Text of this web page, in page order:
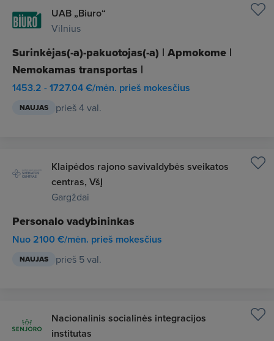
UAB „Biuro“
Vilnius
Surinkėjas(-a)-pakuotojas(-a) | Apmokome |
Nemokamas transportas |
1453.2 - 1727.04 €/mėn. prieš mokesčius
NAUJAS prieš 4 val.
Klaipėdos rajono savivaldybės sveikatos
centras, VšĮ
Gargždai
Personalo vadybininkas
Nuo 2100 €/mėn. prieš mokesčius
NAUJAS prieš 5 val.
Nacionalinis socialinės integracijos
institutas